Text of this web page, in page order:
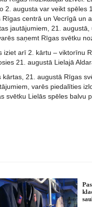
2. augusta var veikt spēles
centrā un Vecrīgā un
jautājumiem, 21.
saņemt Rīgas svētku
arī 2. kārtu – viktorīnu
21. augustā Lielajā
21. augustā Rīgas
varēs piedalīties
Lielās spēles balvu